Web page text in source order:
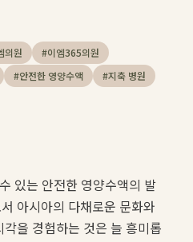
의원 #이엠365의원
#안전한 영양수액 #지축 병원
있는 안전한 영양수액의 발
아시아의 다채로운 문화와
을 경험하는 것은 늘 흥미롭